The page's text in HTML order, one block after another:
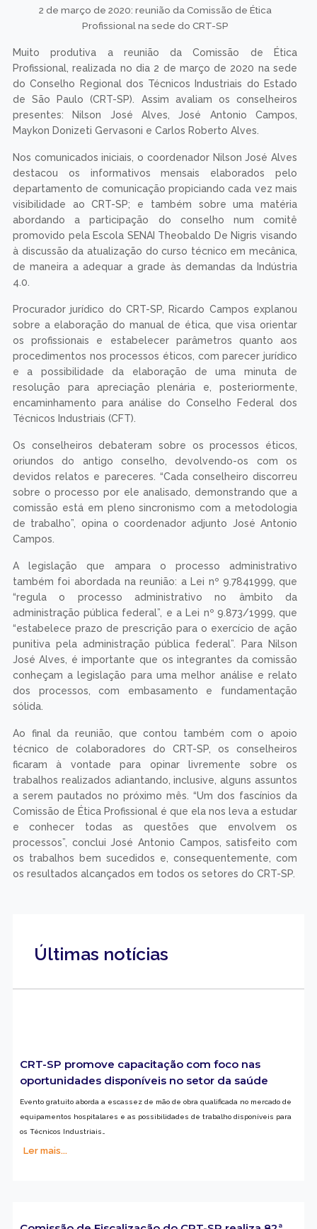
2 de março de 2020: reunião da Comissão de Ética
Profissional na sede do CRT-SP
Muito produtiva a reunião da Comissão de Ética
Profissional, realizada no dia 2 de março de 2020 na sede
do Conselho Regional dos Técnicos Industriais do Estado
de São Paulo (CRT-SP). Assim avaliam os conselheiros
presentes: Nilson José Alves, José Antonio Campos,
Maykon Donizeti Gervasoni e Carlos Roberto Alves.
Nos comunicados iniciais, o coordenador Nilson José Alves
destacou os informativos mensais elaborados pelo
departamento de comunicação propiciando cada vez mais
visibilidade ao CRT-SP; e também sobre uma matéria
abordando a participação do conselho num comitê
promovido pela Escola SENAI Theobaldo De Nigris visando
à discussão da atualização do curso técnico em mecânica,
de maneira a adequar a grade às demandas da Indústria
4.0.
Procurador jurídico do CRT-SP, Ricardo Campos explanou
sobre a elaboração do manual de ética, que visa orientar
os profissionais e estabelecer parâmetros quanto aos
procedimentos nos processos éticos, com parecer jurídico
e a possibilidade da elaboração de uma minuta de
resolução para apreciação plenária e, posteriormente,
encaminhamento para análise do Conselho Federal dos
Técnicos Industriais (CFT).
Os conselheiros debateram sobre os processos éticos,
oriundos do antigo conselho, devolvendo-os com os
devidos relatos e pareceres. “Cada conselheiro discorreu
sobre o processo por ele analisado, demonstrando que a
comissão está em pleno sincronismo com a metodologia
de trabalho”, opina o coordenador adjunto José Antonio
Campos.
A legislação que ampara o processo administrativo
também foi abordada na reunião: a Lei nº 9.7841999, que
“regula o processo administrativo no âmbito da
administração pública federal”, e a Lei nº 9.873/1999, que
“estabelece prazo de prescrição para o exercício de ação
punitiva pela administração pública federal”. Para Nilson
José Alves, é importante que os integrantes da comissão
conheçam a legislação para uma melhor análise e relato
dos processos, com embasamento e fundamentação
sólida.
Ao final da reunião, que contou também com o apoio
técnico de colaboradores do CRT-SP, os conselheiros
ficaram à vontade para opinar livremente sobre os
trabalhos realizados adiantando, inclusive, alguns assuntos
a serem pautados no próximo mês. “Um dos fascínios da
Comissão de Ética Profissional é que ela nos leva a estudar
e conhecer todas as questões que envolvem os
processos”, conclui José Antonio Campos, satisfeito com
os trabalhos bem sucedidos e, consequentemente, com
os resultados alcançados em todos os setores do CRT-SP.
Últimas notícias
CRT-SP promove capacitação com foco nas
oportunidades disponíveis no setor da saúde
Evento gratuito aborda a escassez de mão de obra qualificada no mercado de
equipamentos hospitalares e as possibilidades de trabalho disponíveis para
os Técnicos Industriais…
Ler mais...